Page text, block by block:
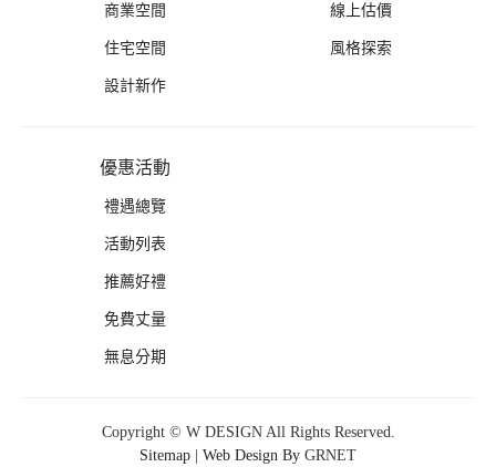
商業空間
住宅空間
設計新作
線上估價
風格探索
優惠活動
禮遇總覽
活動列表
推薦好禮
免費丈量
無息分期
Copyright © W DESIGN All Rights Reserved.
Sitemap
Web Design By GRNET